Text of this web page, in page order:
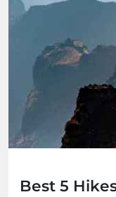
Best 5